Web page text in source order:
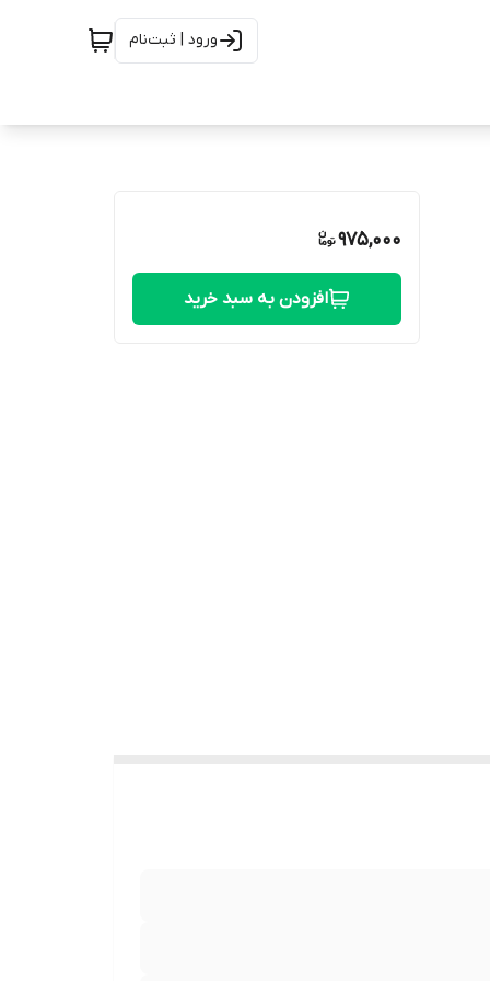
ورود | ثبت‌نام
975,000
افزودن به سبد خرید